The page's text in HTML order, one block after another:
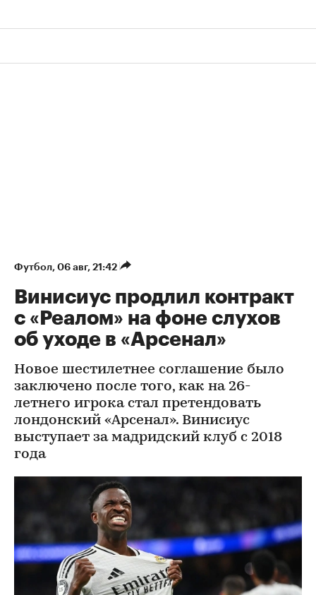
Футбол 06 авг, 21:42
Винисиус продлил контракт
с «Реалом» на фоне слухов
об уходе в «Арсенал»
Новое шестилетнее соглашение было
заключено после того, как на 26-
летнего игрока стал претендовать
лондонский «Арсенал». Винисиус
выступает за мадридский клуб с 2018
года